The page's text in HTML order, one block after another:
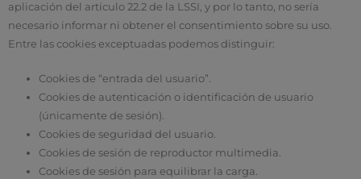
aplicación del artículo 22.2 de la LSSI, y por lo tanto, no sería
necesario informar ni obtener el consentimiento sobre su uso.
Entre las cookies exceptuadas podemos distinguir:
Cookies de “entrada del usuario”.
Cookies de autenticación o identificación de usuario
(únicamente de sesión).
Cookies de seguridad del usuario.
Cookies de sesión de reproductor multimedia.
Cookies de sesión para equilibrar la carga.